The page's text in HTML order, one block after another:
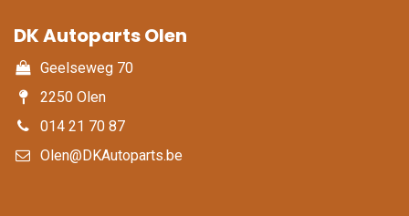
DK Autoparts Olen​
Geelseweg 70
2250 Olen
014 21 70 87
Olen@DKAutoparts.be